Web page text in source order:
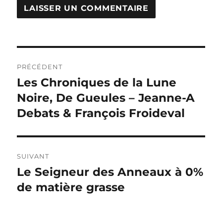
de
l’article
PRÉCÉDENT
Publication
précédente :
Les Chroniques de la Lune
Noire, De Gueules – Jeanne-A
Debats & François Froideval
SUIVANT
Publication
suivante :
Le Seigneur des Anneaux à 0%
de matière grasse